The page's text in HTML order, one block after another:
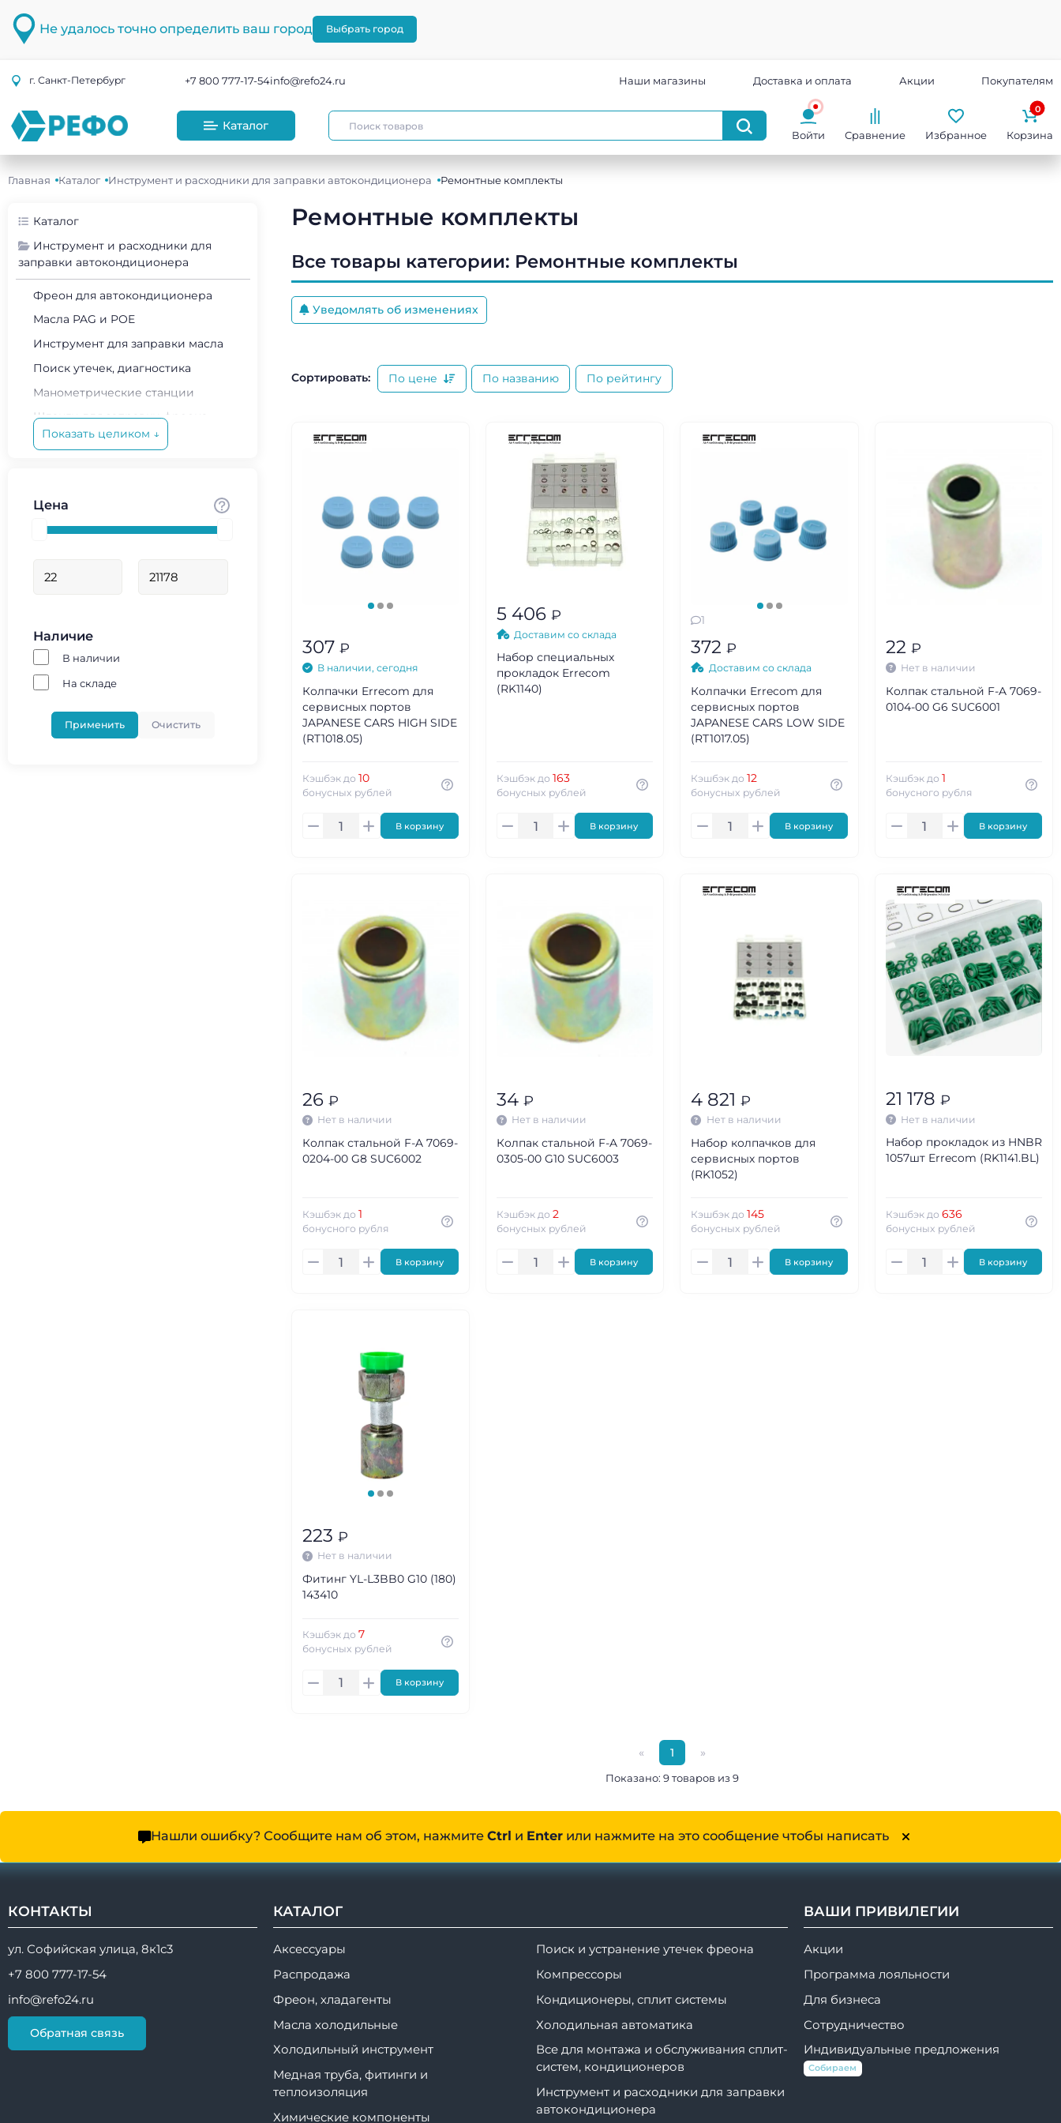
Не удалось точно определить ваш город Выбрать город
г.Санкт-Петербург +7 800 777-17-54info@refo24.ru Наши магазины Доставка и оплата Акции Покупателям
Каталог
Войти Сравнение Избранное
0
Корзина
Главная Каталог Инструмент и расходники для заправки автокондиционера Ремонтные комплекты
Каталог
Инструмент и расходники для
заправки автокондиционера
Фреон для автокондиционера
Масла PAG и POE
Инструмент для заправки масла
Поиск утечек, диагностика
Манометрические станции
Шланги для заправки фреона
Быстросъемы автокондиционера
Антибактериальная очистка
Ремонтные комплекты
Показать целиком ↓
Цена
Наличие
В наличии
На складе
Применить Очистить
Ремонтные комплекты
Все товары категории: Ремонтные комплекты
Уведомлять об изменениях
Сортировать: По цене По названию По рейтингу
307 ₽
В наличии, сегодня
Колпачки Errecom для
сервисных портов
JAPANESE CARS HIGH SIDE
(RT1018.05)
Кэшбэк до 10
бонусных рублей
В корзину
5 406 ₽
Доставим со склада
Набор специальных
прокладок Errecom
(RK1140)
Кэшбэк до 163
бонусных рублей
В корзину
1
372 ₽
Доставим со склада
Колпачки Errecom для
сервисных портов
JAPANESE CARS LOW SIDE
(RT1017.05)
Кэшбэк до12
бонусных рублей
В корзину
22 ₽
Нет в наличии
Колпак стальной F-A 7069-
0104-00 G6 SUC6001
Кэшбэк до 1
бонусного рубля
В корзину
26 ₽
Нет в наличии
Колпак стальной F-A 7069-
0204-00 G8 SUC6002
Кэшбэк до 1
бонусного рубля
В корзину
34 ₽
Нет в наличии
Колпак стальной F-A 7069-
0305-00 G10 SUC6003
Кэшбэк до 2
бонусных рублей
В корзину
4 821 ₽
Нет в наличии
Набор колпачков для
сервисных портов
(RK1052)
Кэшбэк до145
бонусных рублей
В корзину
21 178 ₽
Нет в наличии
Набор прокладок из HNBR
1057шт Errecom (RK1141.BL)
Кэшбэк до 636
бонусных рублей
В корзину
223 ₽
Нет в наличии
Фитинг YL-L3BB0 G10 (180)
143410
Кэшбэк до 7
бонусных рублей
В корзину
« 1 »
Показано: 9 товаров из 9
Нашли ошибку? Сообщите нам об этом, нажмите Ctrl и Enterили нажмите на это сообщение чтобы написать
КОНТАКТЫ
ул. Софийская улица, 8к1с3
+7 800 777-17-54
info@refo24.ru
Обратная связь
КАТАЛОГ
Аксессуары
Распродажа
Фреон, хладагенты
Масла холодильные
Холодильный инструмент
Медная труба, фитинги и
теплоизоляция
Химические компоненты
Поиск и устранение утечек фреона
Компрессоры
Кондиционеры, сплит системы
Холодильная автоматика
Все для монтажа и обслуживания сплит-
систем, кондиционеров
Инструмент и расходники для заправки
автокондиционера
ВАШИ ПРИВИЛЕГИИ
Акции
Программа лояльности
Для бизнеса
Сотрудничество
Индивидуальные предложения
Собираем